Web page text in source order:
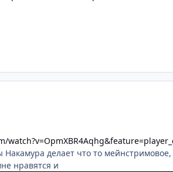
Накамура делает что то
нравятся и